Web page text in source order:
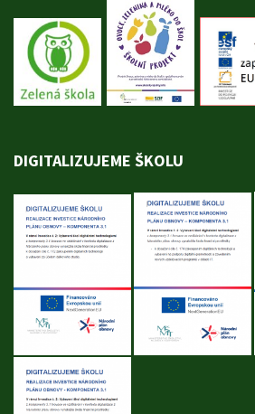
DIGITALIZUJEME ŠKOLU